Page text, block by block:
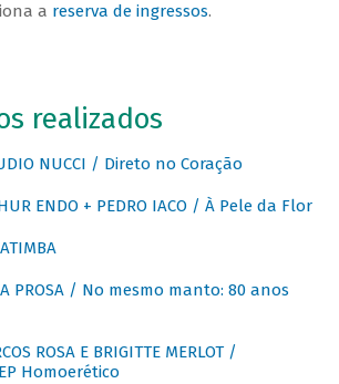
a reserva de ingressos.
realizados
NUCCI / Direto no Coração
ENDO + PEDRO IACO / À Pele da Flor
PROSA / No mesmo manto: 80 anos
ROSA E BRIGITTE MERLOT /
Homoerético